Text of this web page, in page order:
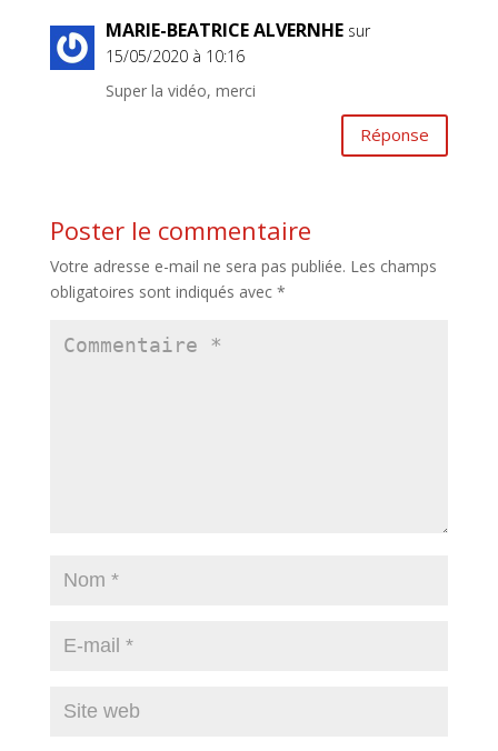
MARIE-BEATRICE ALVERNHE sur
15/05/2020 à 10:16
Super la vidéo, merci
Réponse
Poster le commentaire
Votre adresse e-mail ne sera pas publiée. Les champs
obligatoires sont indiqués avec *